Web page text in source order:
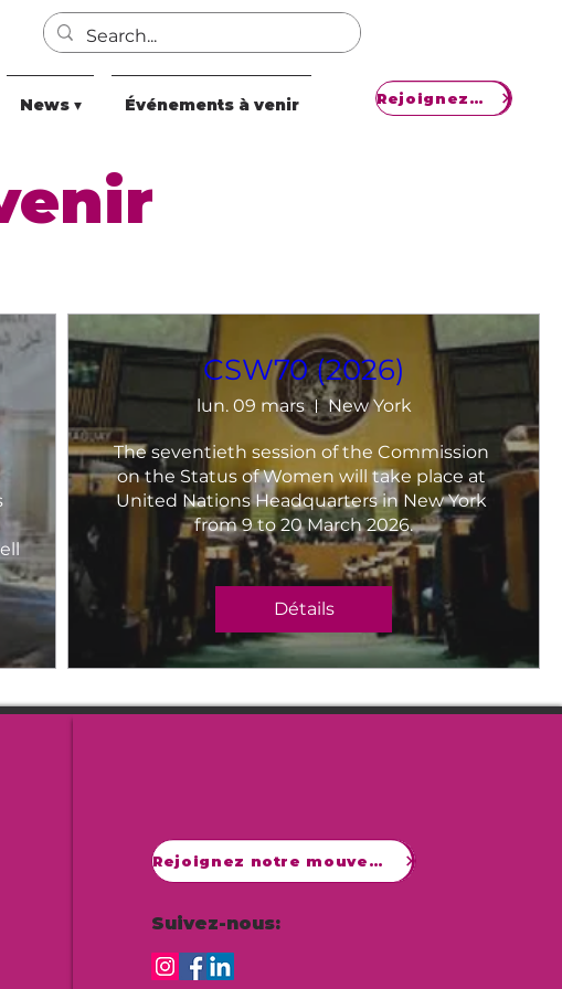
News ▾ Événements à venir Rejoignez notre mouvement
CSW70 (2026)
lun. 09 mars New York
The seventieth session of the Commission
on the Status of Women will take place at
United Nations Headquarters in New York
from 9 to 20 March 2026.
Détails
Rejoignez notre mouvement
Suivez-nous: